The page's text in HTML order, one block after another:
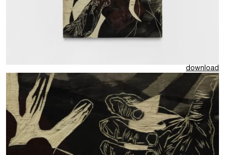
download